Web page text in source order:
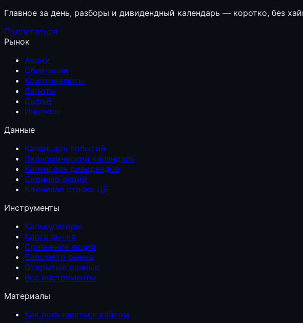
Главное за день, разборы и дивидендный календарь — коротко, без
Подписаться
Рынок
Акции
Облигации
Криптовалюты
Валюты
Сырьё
Индексы
Данные
Календарь событий
Экономический календарь
Календарь дивидендов
Скринер акций
Ключевая ставка ЦБ
Инструменты
Калькуляторы
Карта рынка
Сравнение акций
Барометр рынка
Открытые данные
Все инструменты
Материалы
Как пользоваться сайтом